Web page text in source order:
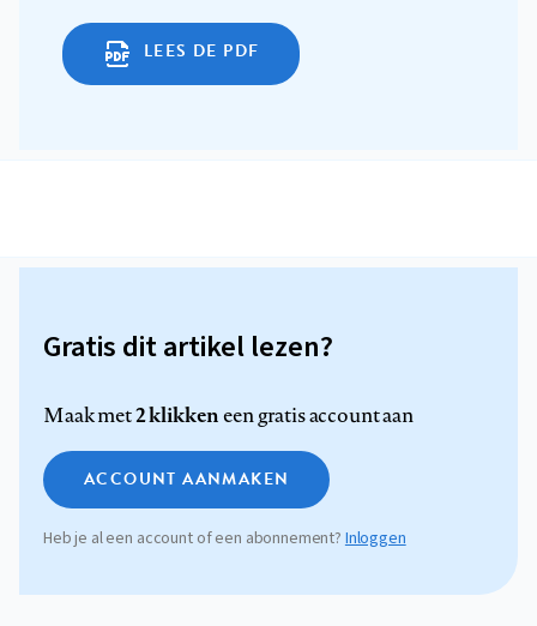
LEES DE PDF
Gratis dit artikel lezen?
Maak met2 klikkeneen gratis account aan
ACCOUNT AANMAKEN
Heb je al een account of een abonnement? Inloggen